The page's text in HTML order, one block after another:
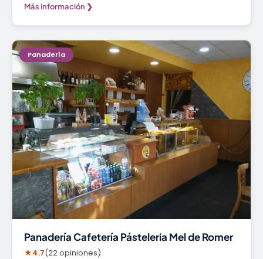
Más información ❯
Panadería
Panadería Cafetería Pásteleria Mel de Romer
★4.7(22 opiniones)